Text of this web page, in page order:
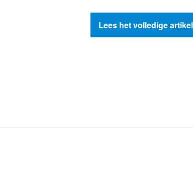
Lees het volledige artikel